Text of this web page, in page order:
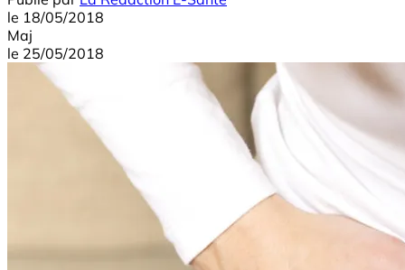
le 18/05/2018
Maj
le 25/05/2018